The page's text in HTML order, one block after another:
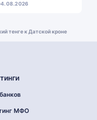
тенге к Датской кроне
МФО